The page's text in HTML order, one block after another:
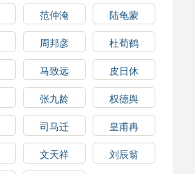
范仲淹
陆龟蒙
周邦彦
杜荀鹤
马致远
皮日休
张九龄
权德舆
司马迁
皇甫冉
文天祥
刘辰翁